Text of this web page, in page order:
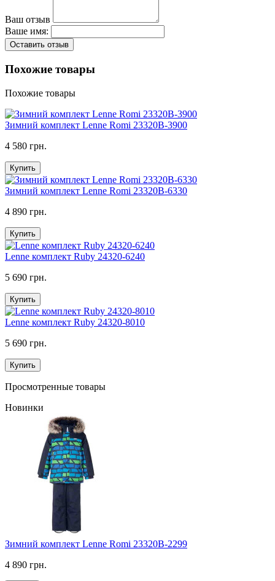
Ваш отзыв
Ваше имя:
Оставить отзыв
Похожие товары
Похожие товары
Зимний комплект Lenne Romi 23320B-3900
4 580 грн.
Купить
Зимний комплект Lenne Romi 23320B-6330
4 890 грн.
Купить
Lenne комплект Ruby 24320-6240
5 690 грн.
Купить
Lenne комплект Ruby 24320-8010
5 690 грн.
Купить
Просмотренные товары
Новинки
Зимний комплект Lenne Romi 23320B-2299
4 890 грн.